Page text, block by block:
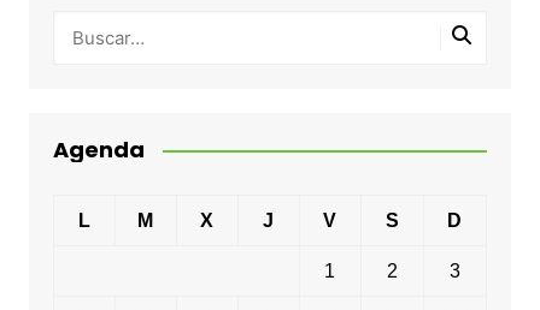
Agenda
L M X J V S D
1 2 3